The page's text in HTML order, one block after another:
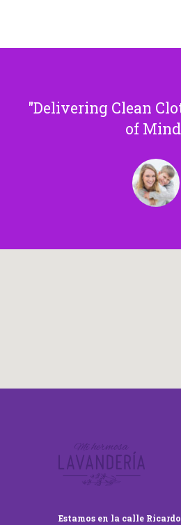
Delivering Clean
of Mind
Estamos en la calle